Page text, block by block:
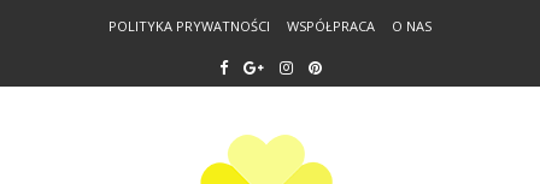
POLITYKA PRYWATNOŚCI WSPÓŁPRACA O NAS